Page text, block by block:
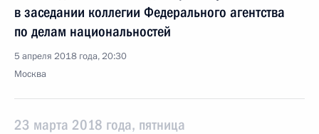
в заседании коллегии Федерального агентства
по делам национальностей
5 апреля 2018 года, 20:30
Москва
23 марта 2018 года, пятница